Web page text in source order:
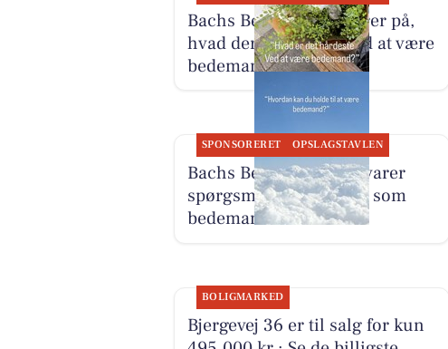
Bachs Begravelser svarer på,
hvad der er hårdest ved at være
bedemand
SPONSORERET OPSLAGSTAVLEN
Bachs Begravelser besvarer
spørgsmål om arbejdet som
bedemand
BOLIGMARKED
Bjergevej 36 er til salg for kun